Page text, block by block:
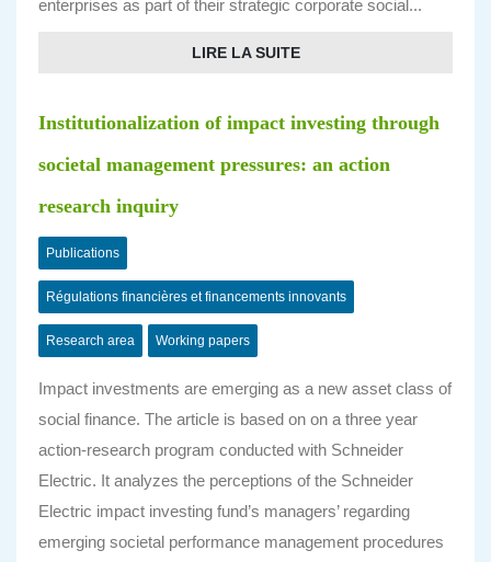
enterprises as part of their strategic corporate social...
LIRE LA SUITE
Institutionalization of impact investing through
societal management pressures: an action
research inquiry
Publications
Régulations financières et financements innovants
Research area Working papers
Impact investments are emerging as a new asset class of
social finance. The article is based on on a three year
action-research program conducted with Schneider
Electric. It analyzes the perceptions of the Schneider
Electric impact investing fund’s managers’ regarding
emerging societal performance management procedures